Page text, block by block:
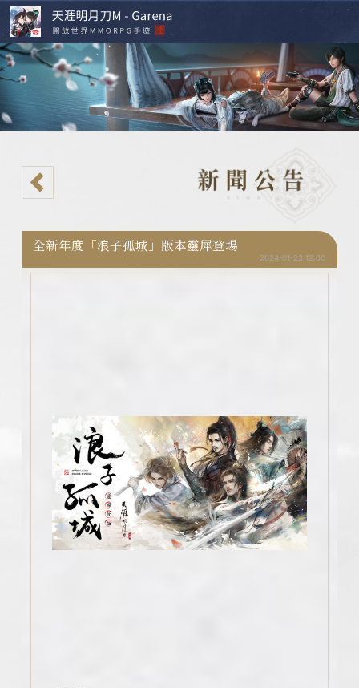
全新年度「浪子孤城」版本靈犀登場
2024-01-23 12:00